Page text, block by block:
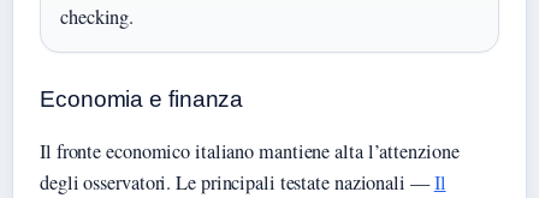
checking.
Economia e finanza
Il fronte economico italiano mantiene alta l’attenzione
degli osservatori. Le principali testate nazionali —Il